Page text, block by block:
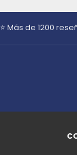
⭐ Más de 1200